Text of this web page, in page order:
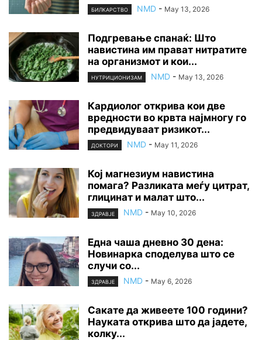
БИЛКАРСТВО NMD - May 13, 2026
Подгревање спанаќ: Што
навистина им прават нитратите
на организмот и кои...
НУТРИЦИОНИЗАМ NMD - May 13, 2026
Кардиолог открива кои две
вредности во крвта најмногу го
предвидуваат ризикот...
ДОКТОРИ NMD - May 11, 2026
Кој магнезиум навистина
помага? Разликата меѓу цитрат,
глицинат и малат што...
ЗДРАВЈЕ NMD - May 10, 2026
Една чаша дневно 30 дена:
Новинарка споделува што се
случи со...
ЗДРАВЈЕ NMD - May 6, 2026
Сакате да живеете 100 години?
Науката открива што да јадете,
колку...